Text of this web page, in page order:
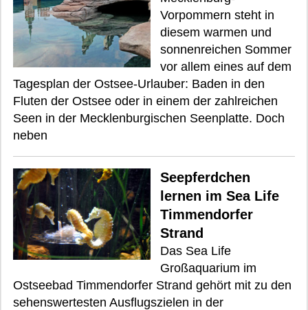
Vorpommern steht in
diesem warmen und
sonnenreichen Sommer
vor allem eines auf dem
Tagesplan der Ostsee-Urlauber: Baden in den
Fluten der Ostsee oder in einem der zahlreichen
Seen in der Mecklenburgischen Seenplatte. Doch
neben
Seepferdchen
lernen im Sea Life
Timmendorfer
Strand
Das Sea Life
Großaquarium im
Ostseebad Timmendorfer Strand gehört mit zu den
sehenswertesten Ausflugszielen in der